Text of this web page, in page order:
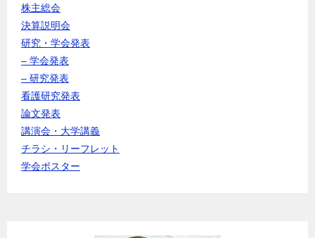
株主総会
決算説明会
研究・学会発表
– 学会発表
– 研究発表
看護研究発表
論文発表
講演会・大学講義
チラシ・リーフレット
学会ポスター